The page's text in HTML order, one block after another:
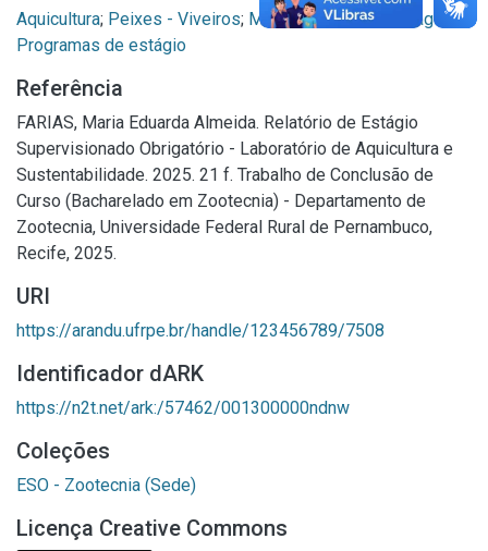
Aquicultura; Peixes - Viveiros; Manejo;Qualidade da água;
Programas de estágio
Referência
FARIAS, Maria Eduarda Almeida. Relatório de Estágio
Supervisionado Obrigatório - Laboratório de Aquicultura e
Sustentabilidade. 2025. 21 f. Trabalho de Conclusão de
Curso (Bacharelado em Zootecnia) - Departamento de
Zootecnia, Universidade Federal Rural de Pernambuco,
Recife, 2025.
URI
https://arandu.ufrpe.br/handle/123456789/7508
Identificador dARK
https://n2t.net/ark:/57462/001300000ndnw
Coleções
ESO - Zootecnia (Sede)
Licença Creative Commons